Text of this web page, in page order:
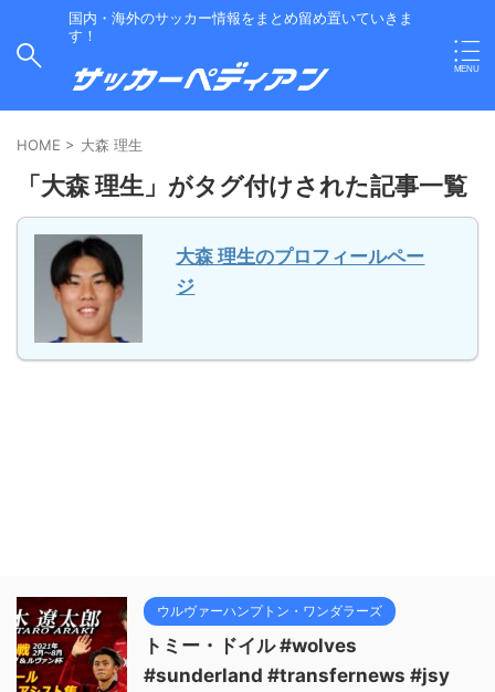
国内・海外のサッカー情報をまとめ留め置いていきま
す！
HOME > 大森 理生
「大森 理生」がタグ付けされた記事一覧
大森 理生のプロフィールペー
ジ
ウルヴァーハンプトン・ワンダラーズ
トミー・ドイル #wolves
#sunderland #transfernews #jsy